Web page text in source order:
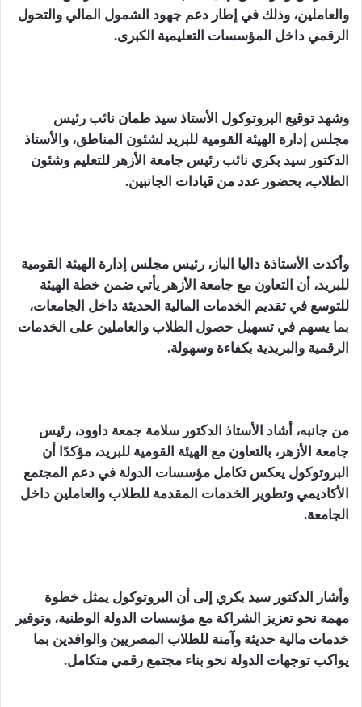
والعاملين، وذلك في إطار دعم جهود الشمول المالي والتحول
الرقمي داخل المؤسسات التعليمية الكبرى.
وشهد توقيع البروتوكول الأستاذ سيد طمان نائب رئيس
مجلس إدارة الهيئة القومية للبريد لشئون المناطق، والأستاذ
الدكتور سيد بكري نائب رئيس جامعة الأزهر للتعليم وشئون
الطلاب، بحضور عدد من قيادات الجانبين.
وأكدت الأستاذة داليا الباز، رئيس مجلس إدارة الهيئة القومية
للبريد، أن التعاون مع جامعة الأزهر يأتي ضمن خطة الهيئة
للتوسع في تقديم الخدمات المالية الحديثة داخل الجامعات،
بما يسهم في تسهيل حصول الطلاب والعاملين على الخدمات
الرقمية والبريدية بكفاءة وسهولة.
من جانبه، أشاد الأستاذ الدكتور سلامة جمعة داوود، رئيس
جامعة الأزهر، بالتعاون مع الهيئة القومية للبريد، مؤكدًا أن
البروتوكول يعكس تكامل مؤسسات الدولة في دعم المجتمع
الأكاديمي وتطوير الخدمات المقدمة للطلاب والعاملين داخل
الجامعة.
وأشار الدكتور سيد بكري إلى أن البروتوكول يمثل خطوة
مهمة نحو تعزيز الشراكة مع مؤسسات الدولة الوطنية، وتوفير
خدمات مالية حديثة وآمنة للطلاب المصريين والوافدين بما
يواكب توجهات الدولة نحو بناء مجتمع رقمي متكامل.